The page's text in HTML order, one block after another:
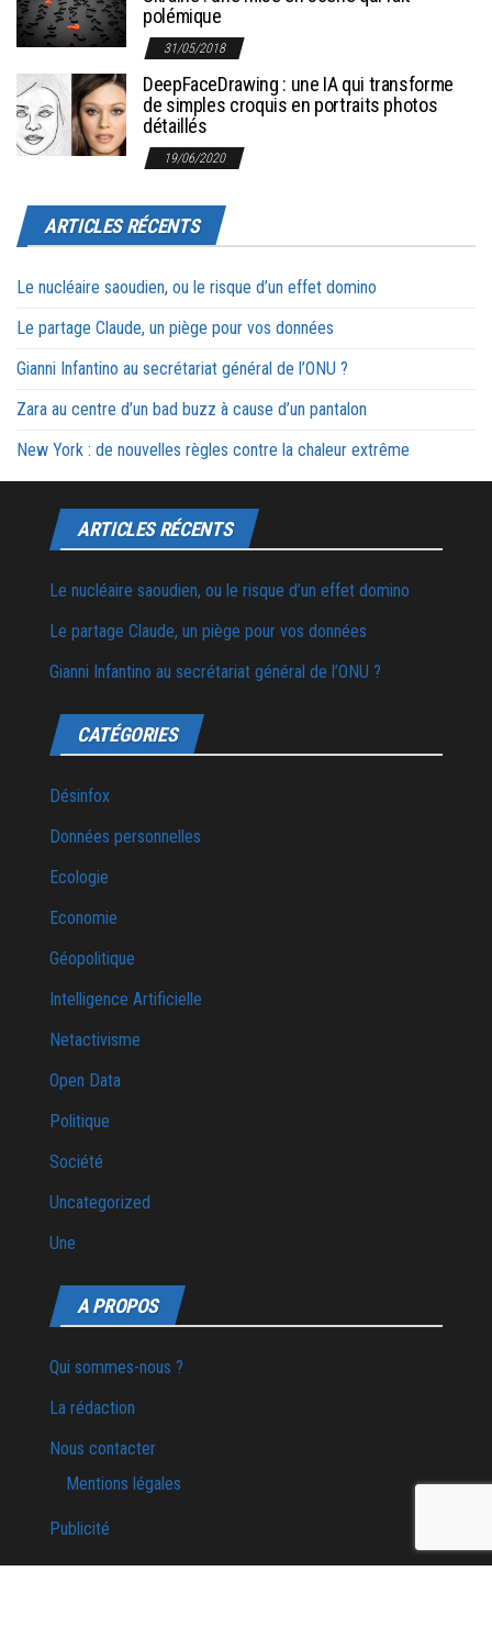
polémique
31/05/2018
DeepFaceDrawing : une IA qui transforme
de simples croquis en portraits photos
détaillés
19/06/2020
ARTICLES RÉCENTS
Le nucléaire saoudien, ou le risque d’un effet domino
Le partage Claude, un piège pour vos données
Gianni Infantino au secrétariat général de l’ONU ?
Zara au centre d’un bad buzz à cause d’un pantalon
New York : de nouvelles règles contre la chaleur extrême
ARTICLES RÉCENTS
Le nucléaire saoudien, ou le risque d’un effet domino
Le partage Claude, un piège pour vos données
Gianni Infantino au secrétariat général de l’ONU ?
CATÉGORIES
Désinfox
Données personnelles
Ecologie
Economie
Géopolitique
Intelligence Artificielle
Netactivisme
Open Data
Politique
Société
Uncategorized
Une
A PROPOS
Qui sommes-nous ?
La rédaction
Nous contacter
Mentions légales
Publicité